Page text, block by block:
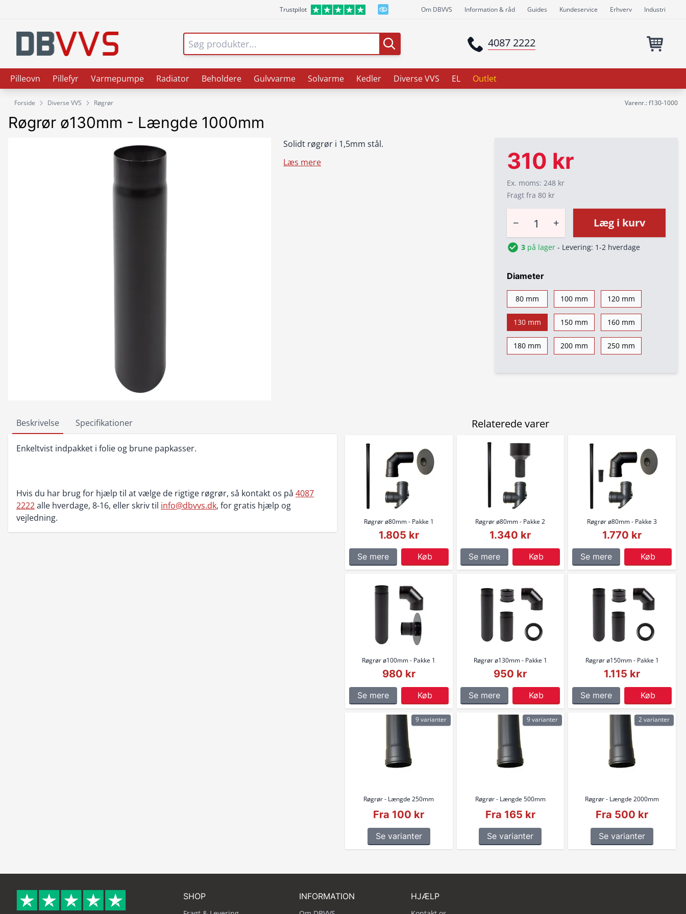
Trustpilot Om DBVVS Information & råd Guides Kundeservice Erhverv Industri
4087 2222
Pilleovn Pillefyr Varmepumpe Radiator Beholdere Gulvvarme Solvarme Kedler Diverse VVS EL Outlet
Forside Diverse VVS Røgrør Varenr.: f130-1000
Røgrør ø130mm - Længde 1000mm
Solidt røgrør i 1,5mm stål.
Læs mere
310 kr
Ex. moms: 248 kr
Fragt fra 80 kr
− + Læg i kurv
3 på lager - Levering: 1-2 hverdage
Diameter
80 mm 100 mm 120 mm
130 mm 150 mm 160 mm
180 mm 200 mm 250 mm
Beskrivelse Specifikationer
Enkeltvist indpakket i folie og brune papkasser.
Hvis du har brug for hjælp til at vælge de rigtige røgrør, så kontakt os på 4087
2222alle hverdage, 8-16, eller skriv til info@dbvvs.dk, for gratis hjælp og
vejledning.
Relaterede varer
Røgrør ø80mm - Pakke 1
1.805 kr
Se mere Køb
Røgrør ø80mm - Pakke 2
1.340 kr
Se mere Køb
Røgrør ø80mm - Pakke 3
1.770 kr
Se mere Køb
Røgrør ø100mm - Pakke 1
980 kr
Se mere Køb
Røgrør ø130mm - Pakke 1
950 kr
Se mere Køb
Røgrør ø150mm - Pakke 1
1.115 kr
Se mere Køb
Røgrør - Længde 250mm
Fra 100 kr
Se varianter
9 varianter
Røgrør - Længde 500mm
Fra 165 kr
Se varianter
9 varianter
Røgrør - Længde 2000mm
Fra 500 kr
Se varianter
2 varianter
SHOP INFORMATION HJÆLP